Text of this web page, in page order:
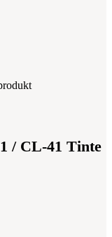
/ CL-41 Tinte